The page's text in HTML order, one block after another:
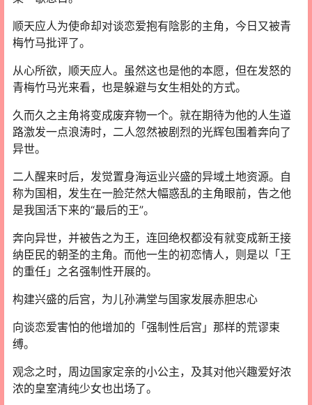
顺天应人为使命却对谈恋爱抱有陰影的主角，今日又被青
梅竹马批评了。
从心所欲，顺天应人。虽然这也是他的本愿，但在发怒的
青梅竹马光来看，也是躲避与女生相处的方式。
久而久之主角将变成废弃物一个。就在期待为他的人生道
路激发一点浪涛时，二人忽然被剧烈的光辉包围着奔向了
异世。
二人醒来时后，发觉置身海运业兴盛的异域土地资源。自
称为国相，发生在一脸茫然大幅惑乱的主角眼前，告之他
是我国活下来的“最后的王”。
奔向异世，并被告之为王，连回绝权都没有就变成新王接
纳臣民的朝圣的主角。而他一生的初恋情人，则是以「王
的重任」之名强制性开展的。
构建兴盛的后宫，为儿孙满堂与国家发展赤胆忠心
向谈恋爱害怕的他增加的「强制性后宫」那样的荒谬束
缚。
观念之时，周边国家定亲的小公主，及其对他兴趣爱好浓
浓的皇室清纯少女也出场了。